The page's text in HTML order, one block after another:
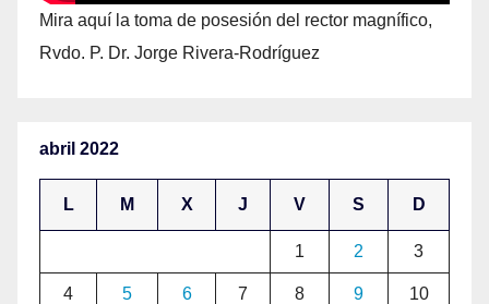
Mira aquí la toma de posesión del rector magnífico,
Rvdo. P. Dr. Jorge Rivera-Rodríguez
abril 2022
L M X J V S D
1 2 3
4 5 6 7 8 9 10